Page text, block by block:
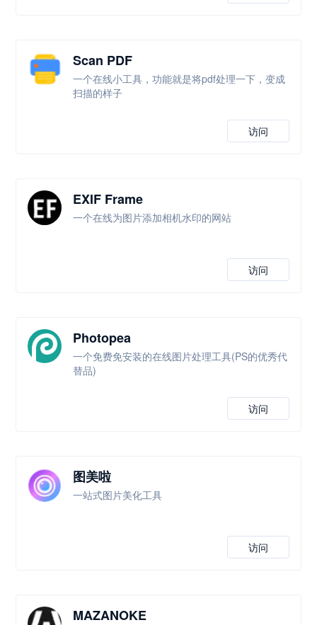
Scan PDF
一个在线小工具，功能就是将pdf处理一下，变成
扫描的样子
访问
EXIF Frame
一个在线为图片添加相机水印的网站
访问
Photopea
一个免费免安装的在线图片处理工具(PS的优秀代
替品)
访问
图美啦
一站式图片美化工具
访问
MAZANOKE